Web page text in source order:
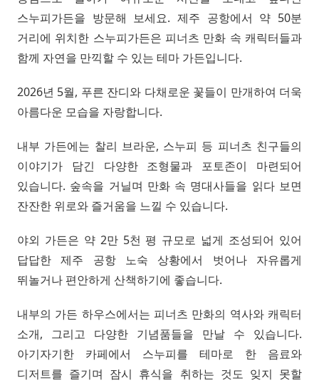
스누피가든을 방문해 보세요. 제주 공항에서 약 50분
거리에 위치한 스누피가든은 피너츠 만화 속 캐릭터들과
함께 자연을 만끽할 수 있는 테마 가든입니다.
2026년 5월, 푸른 잔디와 다채로운 꽃들이 만개하여 더욱
아름다운 모습을 자랑합니다.
내부 가든에는 찰리 브라운, 스누피 등 피너츠 친구들의
이야기가 담긴 다양한 조형물과 포토존이 마련되어
있습니다. 숲속을 거닐며 만화 속 명대사들을 읽다 보면
잔잔한 위로와 즐거움을 느낄 수 있습니다.
야외 가든은 약 2만 5천 평 규모로 넓게 조성되어 있어
답답한 제주 공항 노숙 상황에서 벗어나 자유롭게
뛰놀거나 편안하게 산책하기에 좋습니다.
내부의 가든 하우스에서는 피너츠 만화의 역사와 캐릭터
소개, 그리고 다양한 기념품들을 만날 수 있습니다.
아기자기한 카페에서 스누피를 테마로 한 음료와
디저트를 즐기며 잠시 휴식을 취하는 것도 잊지 못할